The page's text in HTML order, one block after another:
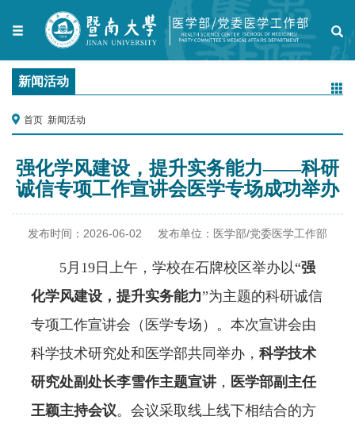
新闻活动
首页 新闻活动
强化学风建设，提升实务能力——科研
诚信专项工作宣讲会医学专场成功举办
发布时间： 2026-06-02 发布单位： 医学部/党委医学工作部
5月19日上午，学校在石牌校区举办以“强
化学风建设，提升实务能力”为主题的科研诚信
专项工作宣讲会（医学专场）。本次宣讲会由
科学技术研究处和医学部共同举办， 科学技术
研究处副处长李雪作主题宣讲 ， 医学部副主任
王颖主持会议。会议采取线上线下相结合的方